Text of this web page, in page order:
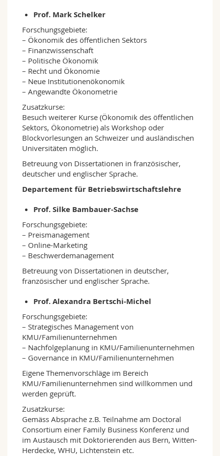
Prof. Mark Schelker
Forschungsgebiete:
– Ökonomik des öffentlichen Sektors
– Finanzwissenschaft
– Politische Ökonomik
– Recht und Ökonomie
– Neue Institutionenökonomik
– Angewandte Ökonometrie
Zusatzkurse:
Besuch weiterer Kurse (Ökonomik des öffentlichen
Sektors, Ökonometrie) als Workshop oder
Blockvorlesungen an Schweizer und ausländischen
Universitäten möglich.
Betreuung von Dissertationen in französischer,
deutscher und englischer Sprache.
Departement für Betriebswirtschaftslehre
Prof. Silke Bambauer-Sachse
Forschungsgebiete:
– Preismanagement
– Online-Marketing
– Beschwerdemanagement
Betreuung von Dissertationen in deutscher,
französischer und englischer Sprache.
Prof. Alexandra Bertschi-Michel
Forschungsgebiete:
– Strategisches Management von
KMU/Familienunternehmen
– Nachfolgeplanung in KMU/Familienunternehmen
– Governance in KMU/Familienunternehmen
Eigene Themenvorschläge im Bereich
KMU/Familienunternehmen sind willkommen und
werden geprüft.
Zusatzkurse:
Gemäss Absprache z.B. Teilnahme am Doctoral
Consortium einer Family Business Konferenz und
im Austausch mit Doktorierenden aus Bern, Witten-
Herdecke, WHU, Lichtenstein etc.